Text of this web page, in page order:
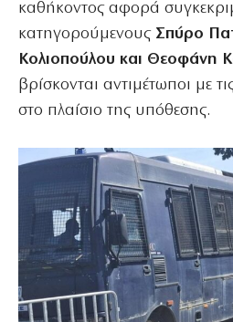
καθήκοντος αφορά
κατηγορούμενους Σπύρο
Κολιοπούλου και Θεοφάνη
βρίσκονται αντιμέτωποι με
στο πλαίσιο της υπόθεσης.